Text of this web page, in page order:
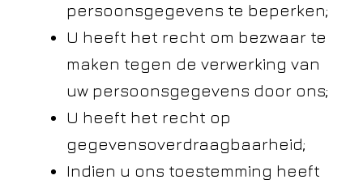
persoonsgegevens te beperken;
U heeft het recht om bezwaar te
maken tegen de verwerking van
uw persoonsgegevens door ons;
U heeft het recht op
gegevensoverdraagbaarheid;
Indien u ons toestemming heeft